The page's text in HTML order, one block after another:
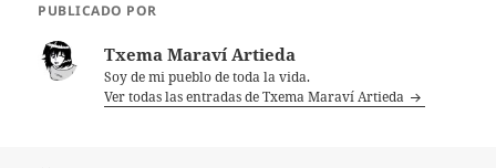
PUBLICADO POR
Txema Maraví Artieda
Soy de mi pueblo de toda la vida.
Ver todas las entradas de Txema Maraví Artieda